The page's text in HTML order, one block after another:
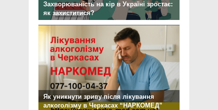
Захворюваність на кір в Україні зростає:
як захиститися?
Як уникнути зриву після лікування
алкоголізму в Черкасах “НАРКОМЕД”